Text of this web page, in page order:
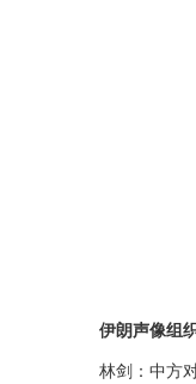
伊朗声像组
林剑：中方